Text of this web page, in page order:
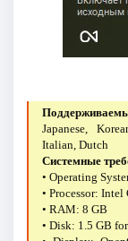
Japanese,
Italian, Dutch
Системные
• Operating
• Processor:
• RAM: 8 GB
• Disk: 1.5 GB